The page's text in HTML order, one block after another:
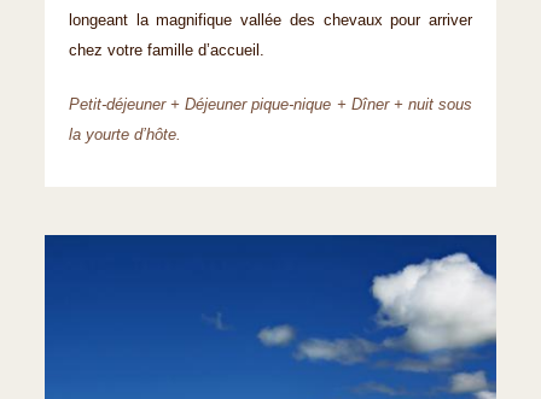
longeant la magnifique vallée des chevaux pour arriver
chez votre famille d’accueil.
Petit-déjeuner + Déjeuner pique-nique + Dîner + nuit sous
la yourte d’hôte.